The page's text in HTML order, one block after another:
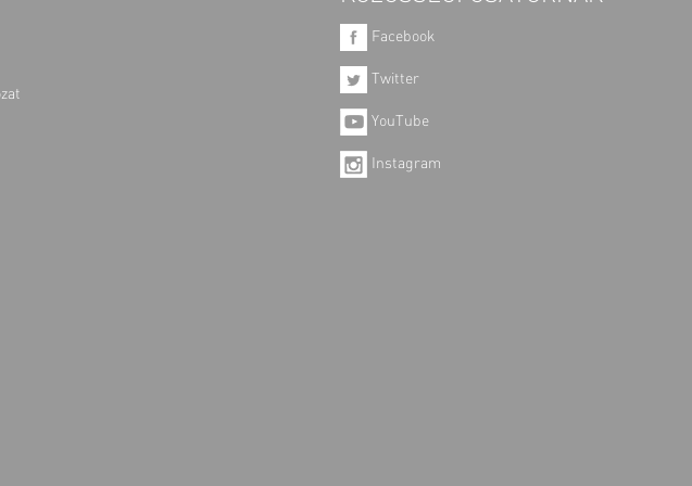
Facebook
Twitter
YouTube
Instagram